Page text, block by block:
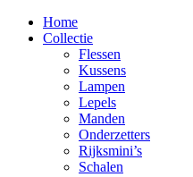
Home
Collectie
Flessen
Kussens
Lampen
Lepels
Manden
Onderzetters
Rijksmini’s
Schalen